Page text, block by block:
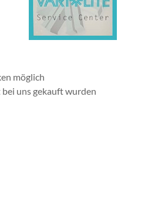
möglich
uns gekauft wurden